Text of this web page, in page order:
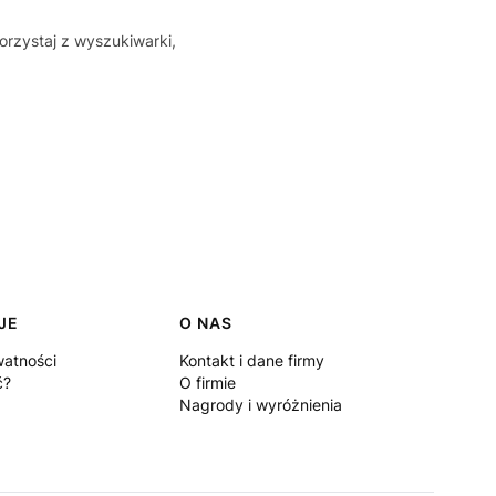
z wyszukiwarki,
O NAS
Kontakt i dane firmy
O firmie
Nagrody i wyróżnienia